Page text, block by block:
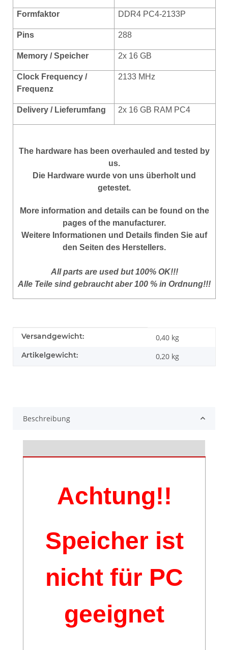
Formfaktor DDR4 PC4-2133P
Pins 288
Memory / Speicher 2x 16 GB
Clock Frequency /
Frequenz
2133 MHz
Delivery / Lieferumfang 2x 16 GB RAM PC4
The hardware has been overhauled and tested by
us.
Die Hardware wurde von uns überholt und
getestet.
More information and details can be found on the
pages of the manufacturer.
Weitere Informationen und Details finden Sie auf
den Seiten des Herstellers.
All parts are used but 100% OK!!!
Alle Teile sind gebraucht aber 100 % in Ordnung!!!
Produkteigenschaft
Wert
Versandgewicht: 0,40 kg
Artikelgewicht: 0,20 kg
Beschreibung
Achtung!!
Speicher ist
nicht für PC
geeignet